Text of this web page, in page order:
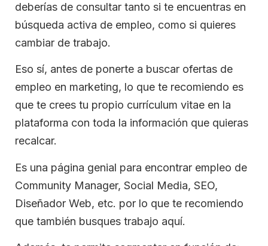
deberías de consultar tanto si te encuentras en
búsqueda activa de empleo, como si quieres
cambiar de trabajo.
Eso sí, antes de ponerte a buscar ofertas de
empleo en marketing, lo que te recomiendo es
que te crees tu propio currículum vitae en la
plataforma con toda la información que quieras
recalcar.
Es una página genial para encontrar empleo de
Community Manager, Social Media, SEO,
Diseñador Web, etc. por lo que te recomiendo
que también busques trabajo aquí.